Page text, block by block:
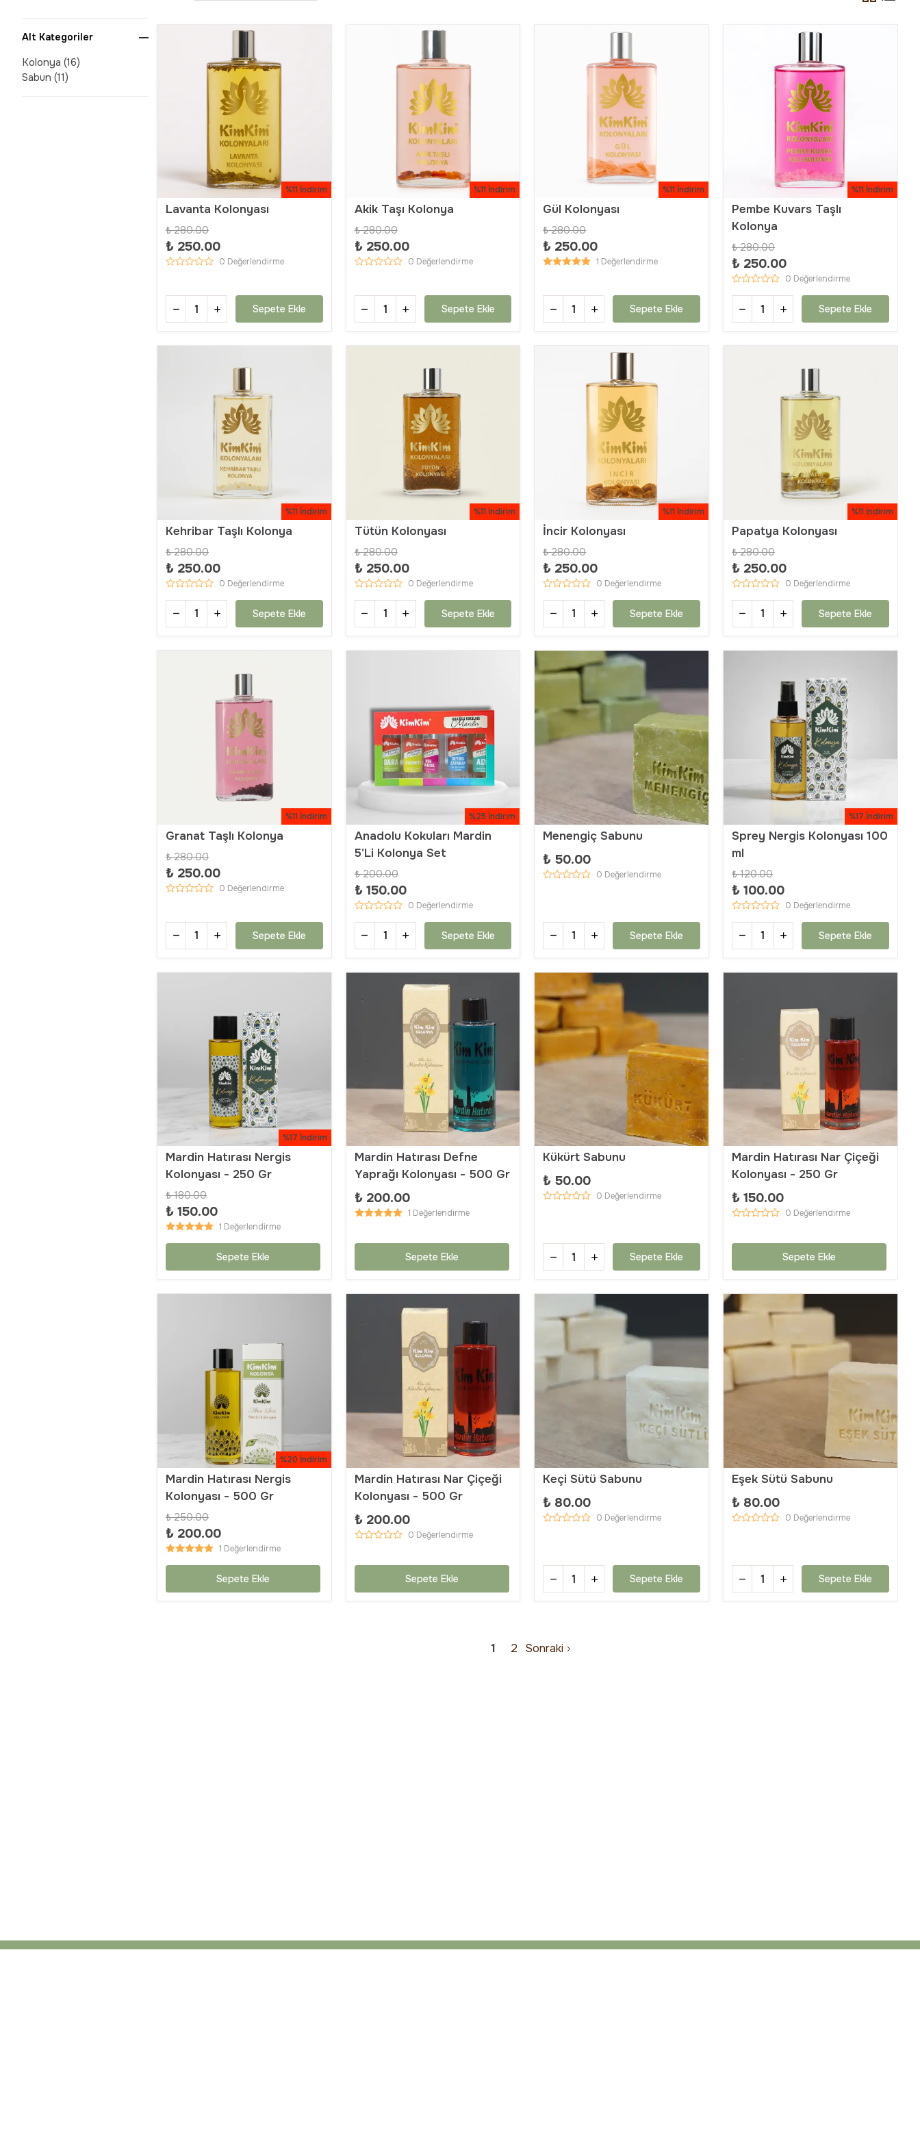
Alt Kategoriler
Kolonya (16)
Sabun (11)
%11 İndirim
Lavanta Kolonyası
₺ 280.00
₺ 250.00
0 Değerlendirme
Sepete Ekle
%11 İndirim
Akik Taşı Kolonya
₺ 280.00
₺ 250.00
0 Değerlendirme
Sepete Ekle
%11 İndirim
Gül Kolonyası
₺ 280.00
₺ 250.00
1 Değerlendirme
Sepete Ekle
%11 İndirim
Pembe Kuvars Taşlı
Kolonya
₺ 280.00
₺ 250.00
0 Değerlendirme
Sepete Ekle
%11 İndirim
Kehribar Taşlı Kolonya
₺ 280.00
₺ 250.00
0 Değerlendirme
Sepete Ekle
%11 İndirim
Tütün Kolonyası
₺ 280.00
₺ 250.00
0 Değerlendirme
Sepete Ekle
%11 İndirim
İncir Kolonyası
₺ 280.00
₺ 250.00
0 Değerlendirme
Sepete Ekle
%11 İndirim
Papatya Kolonyası
₺ 280.00
₺ 250.00
0 Değerlendirme
Sepete Ekle
%11 İndirim
Granat Taşlı Kolonya
₺ 280.00
₺ 250.00
0 Değerlendirme
Sepete Ekle
%25 İndirim
Anadolu Kokuları Mardin
5'Li Kolonya Set
₺ 200.00
₺ 150.00
0 Değerlendirme
Sepete Ekle
Menengiç Sabunu
₺ 50.00
0 Değerlendirme
Sepete Ekle
%17 İndirim
Sprey Nergis Kolonyası 100
ml
₺ 120.00
₺ 100.00
0 Değerlendirme
Sepete Ekle
%17 İndirim
Mardin Hatırası Nergis
Kolonyası - 250 Gr
₺ 180.00
₺ 150.00
1 Değerlendirme
Sepete Ekle
Mardin Hatırası Defne
Yaprağı Kolonyası - 500 Gr
₺ 200.00
1 Değerlendirme
Sepete Ekle
Kükürt Sabunu
₺ 50.00
0 Değerlendirme
Sepete Ekle
Mardin Hatırası Nar Çiçeği
Kolonyası - 250 Gr
₺ 150.00
0 Değerlendirme
Sepete Ekle
%20 İndirim
Mardin Hatırası Nergis
Kolonyası - 500 Gr
₺ 250.00
₺ 200.00
1 Değerlendirme
Sepete Ekle
Mardin Hatırası Nar Çiçeği
Kolonyası - 500 Gr
₺ 200.00
0 Değerlendirme
Sepete Ekle
Keçi Sütü Sabunu
₺ 80.00
0 Değerlendirme
Sepete Ekle
Eşek Sütü Sabunu
₺ 80.00
0 Değerlendirme
Sepete Ekle
1 2 Sonraki